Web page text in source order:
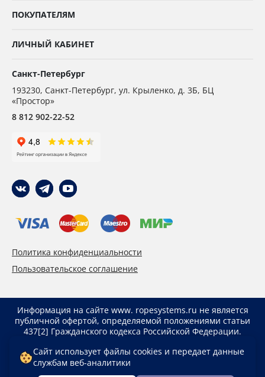
ПОКУПАТЕЛЯМ
ЛИЧНЫЙ КАБИНЕТ
Санкт-Петербург
193230, Санкт-Петербург, ул. Крыленко, д. 3Б, БЦ
«Простор»
8 812 902-22-52
Политика конфиденциальности
Пользовательское соглашение
Информация на сайте www. ropesystems.ru не является
публичной офертой, определяемой положениями статьи
437[2] Гражданского кодекса Российской Федерации.
заказа через интернет-магазин www. ropesystems.ru.
Цены при оформлении заказа иным способом могут
отличаться от указанных на сайте.
Сайт использует файлы cookies и передает данные
службам веб-аналитики